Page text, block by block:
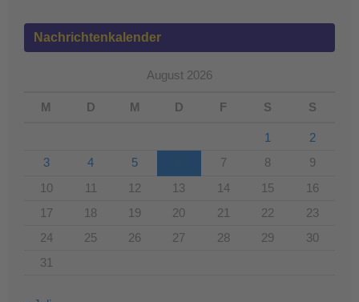
Nachrichtenkalender
August 2026
M D M D F S S
1
2
3
4 5 7 8
9
10
11 12 13 14 15
16
17
18 19 20 21 22
23
24
25 26 27 28 29
30
31